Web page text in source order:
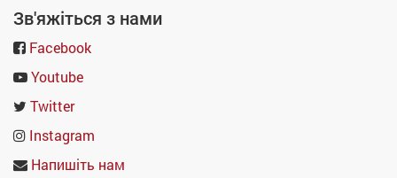
Зв'яжіться з нами
Facebook
Youtube
Twitter
Instagram
Напишіть нам